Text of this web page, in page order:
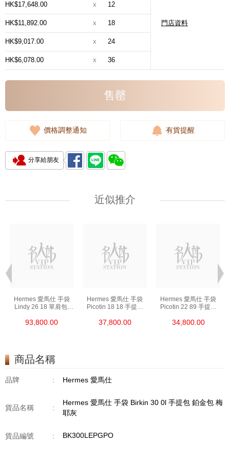
門店資料
HK$17,648.00 x 12
HK$11,892.00 x 18
HK$9,017.00 x 24
HK$6,078.00 x 36
售罄
價格調整通知 有貨提醒
分享給朋友
近似推介
Hermes 愛馬仕 手袋
Lindy 26 18 單肩包/
93,800.00
Hermes 愛馬仕 手袋
Picotin 18 18 手提包
37,800.00
Hermes 愛馬仕 手袋
Picotin 22 89 手提包
34,800.00
商品名稱
品牌 : Hermes 愛馬仕
貨品名稱 :
Hermes 愛馬仕 手袋 Birkin 30 0l 手提包 鉑金包 梅
耶灰
貨品編號 : BK300LEPGPO